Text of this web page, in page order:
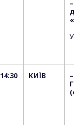
14:30 КИЇВ